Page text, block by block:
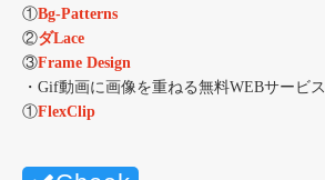
①Bg-Patterns
②ダLace
③Frame Design
・Gif動画に画像を重ねる無料WEBサービス
①FlexClip